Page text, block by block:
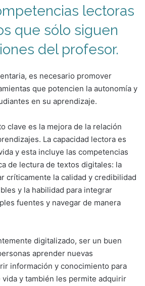
lectoras
que sólo siguen
del profesor.
es necesario promover
que potencien la autonomía y
en su aprendizaje.
clave es la mejora de la relación
La capacidad lectora es
y esta incluye las competencias
de lectura de textos digitales: la
críticamente la calidad y credibilidad
y la habilidad para integrar
fuentes y navegar de manera
digitalizado, ser un buen
aprender nuevas
información y conocimiento para
vida y también les permite adquirir